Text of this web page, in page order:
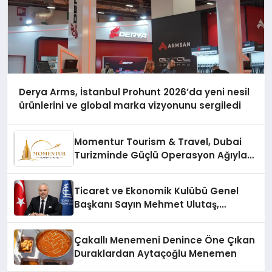
Derya Arms, İstanbul Prohunt 2026’da yeni nesil
ürünlerini ve global marka vizyonunu sergiledi
Momentur Tourism & Travel, Dubai
Turizminde Güçlü Operasyon Ağıyla
Ticaret ve Ekonomik Kulübü Genel
Başkanı Sayın Mehmet Ulutaş,
Çakallı Menemeni Denince Öne Çıkan
Duraklardan Aytaçoğlu Menemen